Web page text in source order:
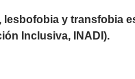
lesbofobia y transfobia
Inclusiva, INADI).